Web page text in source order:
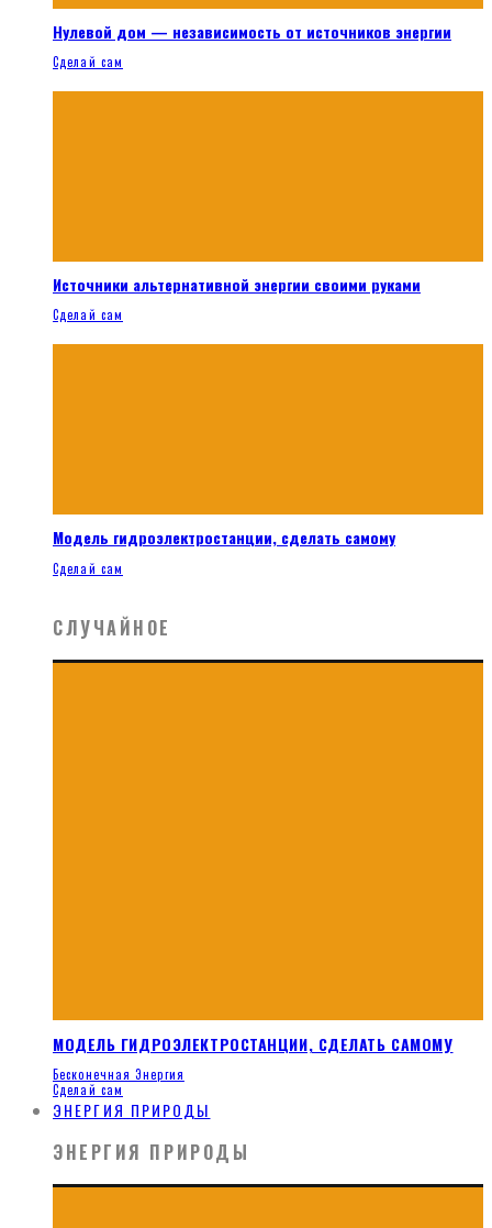
Нулевой дом — независимость от источников энергии
Сделай сам
Источники альтернативной энергии своими руками
Сделай сам
Модель гидроэлектростанции, сделать самому
Сделай сам
СЛУЧАЙНОЕ
МОДЕЛЬ ГИДРОЭЛЕКТРОСТАНЦИИ, СДЕЛАТЬ САМОМУ
Бесконечная Энергия
Сделай сам
ЭНЕРГИЯ ПРИРОДЫ
ЭНЕРГИЯ ПРИРОДЫ